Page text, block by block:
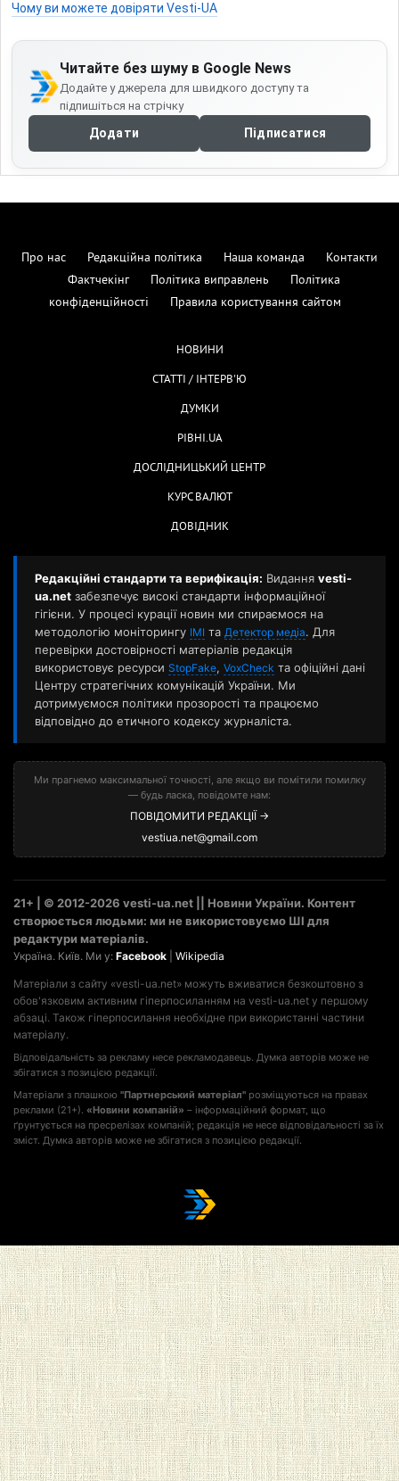
Чому ви можете довіряти Vesti-UA
Читайте без шуму в Google News
Додайте у джерела для швидкого доступу та
підпишіться на стрічку
Додати Підписатися
Про нас Редакційна політика Наша команда
Контакти
Фактчекінг
Політика виправлень
Політика
конфіденційності
Правила користування сайтом
НОВИНИ
СТАТТІ / ІНТЕРВ'Ю
ДУМКИ
РІВНІ.UA
ДОСЛІДНИЦЬКИЙ ЦЕНТР
КУРС ВАЛЮТ
ДОВІДНИК
Редакційні стандарти та верифікація: Видання vesti-
ua.net забезпечує високі стандарти інформаційної
гігієни. У процесі курації новин ми спираємося на
методологію моніторингу ІМІ та Детектор медіа. Для
перевірки достовірності матеріалів редакція
використовує ресурси StopFake, VoxCheck та офіційні дані
Центру стратегічних комунікацій України. Ми
дотримуємося політики прозорості та працюємо
відповідно до етичного кодексу журналіста.
Ми прагнемо максимальної точності, але якщо ви помітили помилку
— будь ласка, повідомте нам:
ПОВІДОМИТИ РЕДАКЦІЇ →
vestiua.net@gmail.com
21+ | © 2012-2026 vesti-ua.net || Новини України. Контент
створюється людьми: ми не використовуємо ШІ для
редактури матеріалів.
Україна. Київ. Ми у: Facebook Wikipedia
Матеріали з сайту «vesti-ua.net» можуть вживатися безкоштовно з
обов'язковим активним гіперпосиланням на vesti-ua.net у першому
абзаці. Також гіперпосилання необхідне при використанні частини
матеріалу.
Відповідальність за рекламу несе рекламодавець. Думка авторів може не
збігатися з позицією редакції.
Матеріали з плашкою "Партнерський матеріал" розміщуються на правах
реклами (21+). «Новини компаній» – інформаційний формат, що
ґрунтується на пресрелізах компаній; редакція не несе відповідальності за їх
зміст. Думка авторів може не збігатися з позицією редакції.